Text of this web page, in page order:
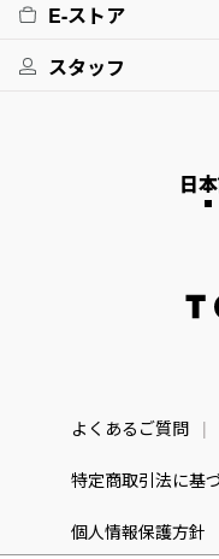
E-ストア
スタッフ
日
よくあるご質問
特定商取引法に基
個人情報保護方針